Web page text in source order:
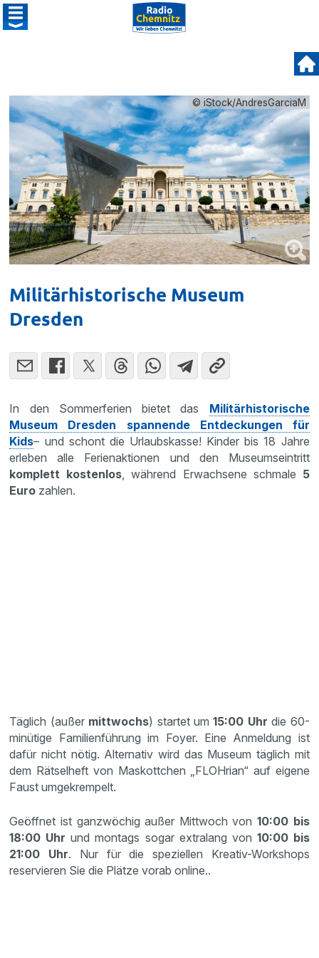
© iStock/AndresGarciaM
Militärhistorische Museum
Dresden
In den Sommerferien bietet das Militärhistorische
Museum Dresden spannende Entdeckungen für
Kids– und schont die Urlaubskasse! Kinder bis 18 Jahre
erleben alle Ferienaktionen und den Museumseintritt
komplett kostenlos , während Erwachsene schmale 5
Euro zahlen.
Täglich (außer mittwochs) startet um15:00 Uhr die 60-
minütige Familienführung im Foyer. Eine Anmeldung ist
dafür nicht nötig. Alternativ wird das Museum täglich mit
dem Rätselheft von Maskottchen „FLOHrian“ auf eigene
Faust umgekrempelt.
Geöffnet ist ganzwöchig außer Mittwoch von 10:00 bis
18:00 Uhr und montags sogar extralang von 10:00 bis
21:00 Uhr. Nur für die speziellen Kreativ-Workshops
reservieren Sie die Plätze vorab online..